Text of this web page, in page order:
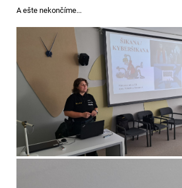
A ešte nekončíme...